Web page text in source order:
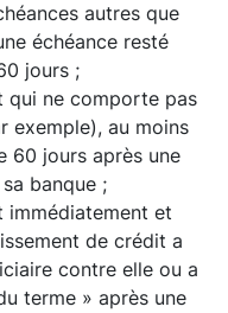
autres que
échéance resté
jours ;
qui ne comporte pas
exemple), au moins
60 jours après une
banque ;
et
de crédit a
contre elle ou a
terme » après une